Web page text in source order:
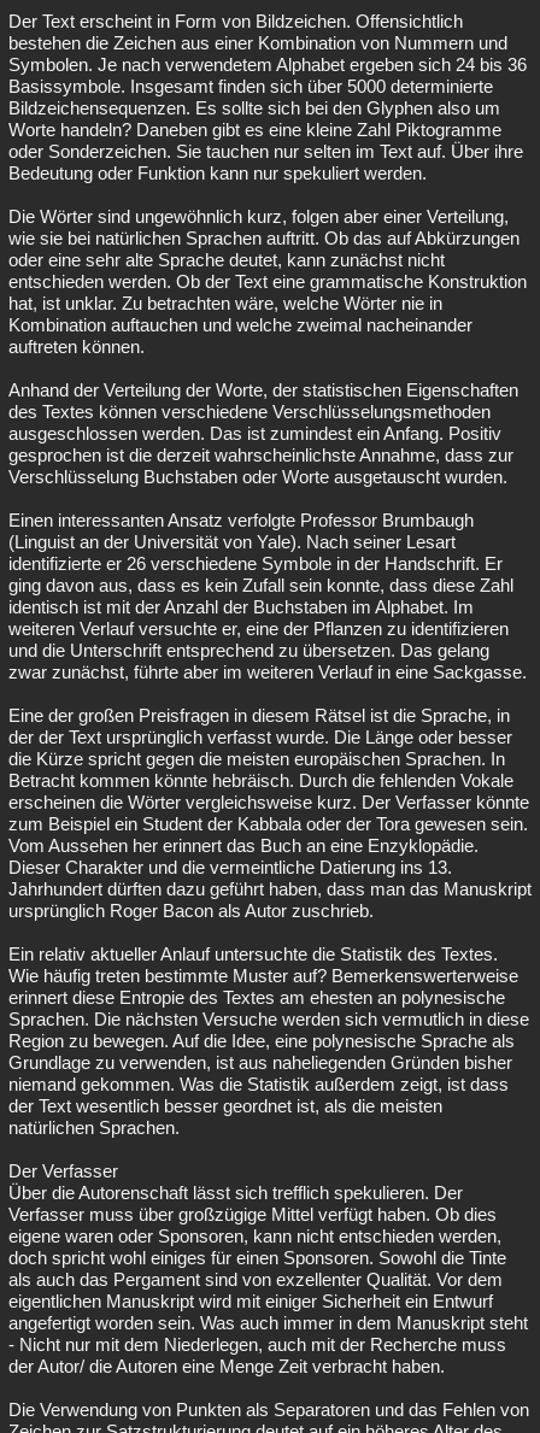
Der Text erscheint in Form von Bildzeichen. Offensichtlich
bestehen die Zeichen aus einer Kombination von Nummern und
Symbolen. Je nach verwendetem Alphabet ergeben sich 24 bis 36
Basissymbole. Insgesamt finden sich über 5000 determinierte
Bildzeichensequenzen. Es sollte sich bei den Glyphen also um
Worte handeln? Daneben gibt es eine kleine Zahl Piktogramme
oder Sonderzeichen. Sie tauchen nur selten im Text auf. Über ihre
Bedeutung oder Funktion kann nur spekuliert werden.
Die Wörter sind ungewöhnlich kurz, folgen aber einer Verteilung,
wie sie bei natürlichen Sprachen auftritt. Ob das auf Abkürzungen
oder eine sehr alte Sprache deutet, kann zunächst nicht
entschieden werden. Ob der Text eine grammatische Konstruktion
hat, ist unklar. Zu betrachten wäre, welche Wörter nie in
Kombination auftauchen und welche zweimal nacheinander
auftreten können.
Anhand der Verteilung der Worte, der statistischen Eigenschaften
des Textes können verschiedene Verschlüsselungsmethoden
ausgeschlossen werden. Das ist zumindest ein Anfang. Positiv
gesprochen ist die derzeit wahrscheinlichste Annahme, dass zur
Verschlüsselung Buchstaben oder Worte ausgetauscht wurden.
Einen interessanten Ansatz verfolgte Professor Brumbaugh
(Linguist an der Universität von Yale). Nach seiner Lesart
identifizierte er 26 verschiedene Symbole in der Handschrift. Er
ging davon aus, dass es kein Zufall sein konnte, dass diese Zahl
identisch ist mit der Anzahl der Buchstaben im Alphabet. Im
weiteren Verlauf versuchte er, eine der Pflanzen zu identifizieren
und die Unterschrift entsprechend zu übersetzen. Das gelang
zwar zunächst, führte aber im weiteren Verlauf in eine Sackgasse.
Eine der großen Preisfragen in diesem Rätsel ist die Sprache, in
der der Text ursprünglich verfasst wurde. Die Länge oder besser
die Kürze spricht gegen die meisten europäischen Sprachen. In
Betracht kommen könnte hebräisch. Durch die fehlenden Vokale
erscheinen die Wörter vergleichsweise kurz. Der Verfasser könnte
zum Beispiel ein Student der Kabbala oder der Tora gewesen sein.
Vom Aussehen her erinnert das Buch an eine Enzyklopädie.
Dieser Charakter und die vermeintliche Datierung ins 13.
Jahrhundert dürften dazu geführt haben, dass man das Manuskript
ursprünglich Roger Bacon als Autor zuschrieb.
Ein relativ aktueller Anlauf untersuchte die Statistik des Textes.
Wie häufig treten bestimmte Muster auf? Bemerkenswerterweise
erinnert diese Entropie des Textes am ehesten an polynesische
Sprachen. Die nächsten Versuche werden sich vermutlich in diese
Region zu bewegen. Auf die Idee, eine polynesische Sprache als
Grundlage zu verwenden, ist aus naheliegenden Gründen bisher
niemand gekommen. Was die Statistik außerdem zeigt, ist dass
der Text wesentlich besser geordnet ist, als die meisten
natürlichen Sprachen.
Der Verfasser
Über die Autorenschaft lässt sich trefflich spekulieren. Der
Verfasser muss über großzügige Mittel verfügt haben. Ob dies
eigene waren oder Sponsoren, kann nicht entschieden werden,
doch spricht wohl einiges für einen Sponsoren. Sowohl die Tinte
als auch das Pergament sind von exzellenter Qualität. Vor dem
eigentlichen Manuskript wird mit einiger Sicherheit ein Entwurf
angefertigt worden sein. Was auch immer in dem Manuskript steht
- Nicht nur mit dem Niederlegen, auch mit der Recherche muss
der Autor/ die Autoren eine Menge Zeit verbracht haben.
Die Verwendung von Punkten als Separatoren und das Fehlen von